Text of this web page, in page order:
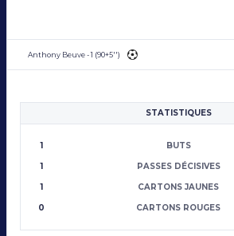
Anthony Beuve - 1 (90+5'')
STATISTIQUES
1 BUTS
1
PASSES DÉCISIVES
1
CARTONS JAUNES
0
CARTONS ROUGES